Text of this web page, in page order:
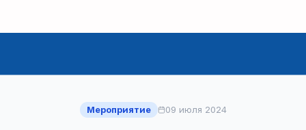
Мероприятие 09 июля 2024